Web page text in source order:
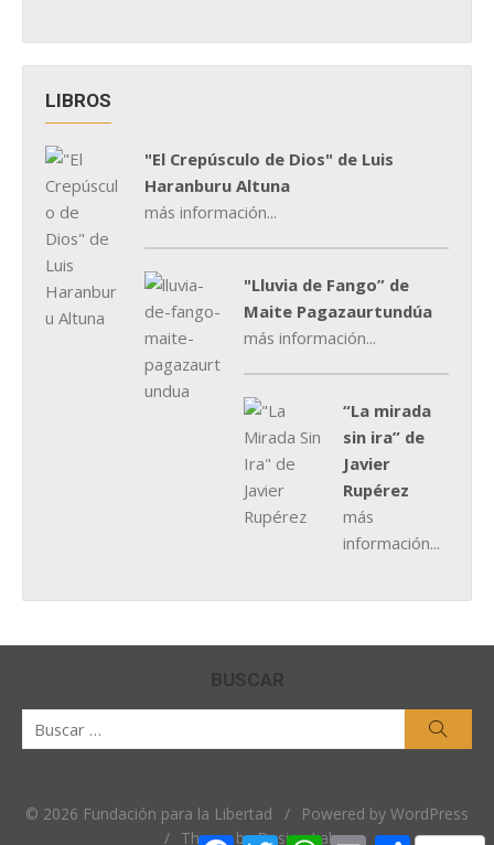
LIBROS
"El Crepúsculo de Dios" de Luis
Haranburu Altuna
más información...
"Lluvia de Fango” de
Maite Pagazaurtundúa
más información...
“La mirada
sin ira” de
Javier
Rupérez
más
información...
BUSCAR
© 2026 Fundación para la Libertad /
Powered by WordPress
/ Theme by Design Lab